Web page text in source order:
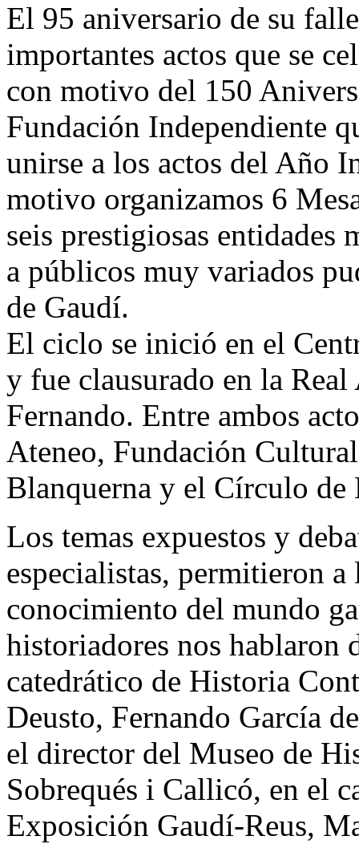
El 95 aniversario de su
importantes actos que se
con motivo del 150
Fundación Independiente
unirse a los actos del Año
motivo organizamos 6
seis prestigiosas entidades
a públicos muy variados
de Gaudí.
El ciclo se inició en el
y fue clausurado en la
Fernando. Entre ambos
Ateneo, Fundación
Blanquerna y el Círculo de
Los temas expuestos y
especialistas, permitieron a
conocimiento del mundo
historiadores nos hablaron
catedrático de Historia
Deusto, Fernando García
el director del Museo de
Sobrequés i Callicó, en el
Exposición Gaudí-Reus,